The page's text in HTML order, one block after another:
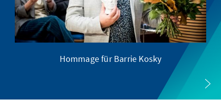
Hommage für Barrie Kosky